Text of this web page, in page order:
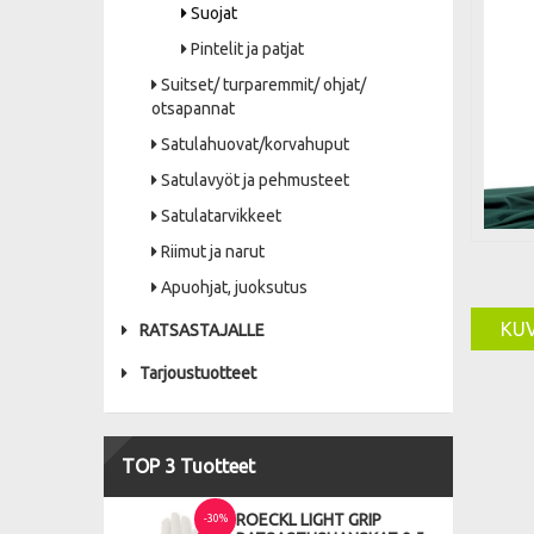
Suojat
Pintelit ja patjat
Suitset/ turparemmit/ ohjat/
otsapannat
Satulahuovat/korvahuput
Satulavyöt ja pehmusteet
Satulatarvikkeet
Riimut ja narut
Apuohjat, juoksutus
RATSASTAJALLE
Tarjoustuotteet
TOP 3 Tuotteet
-30%
ROECKL LIGHT GRIP